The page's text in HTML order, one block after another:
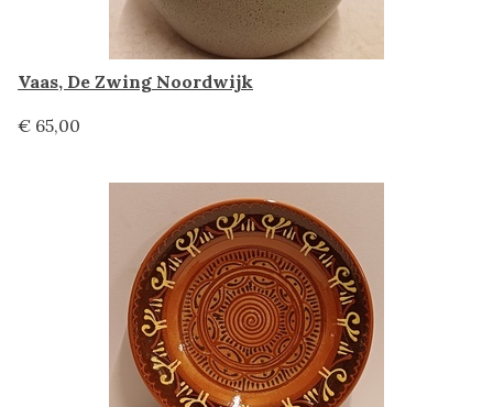
Vaas, De Zwing Noordwijk
€ 65,00